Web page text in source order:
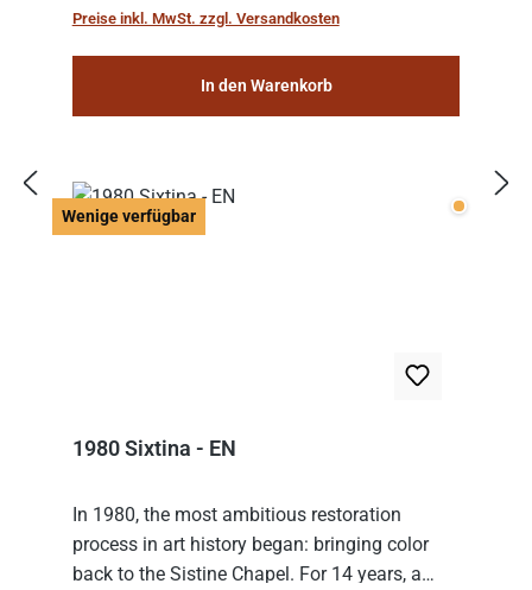
Preise inkl. MwSt. zzgl. Versandkosten
In den Warenkorb
Wenige verfügbar Wenige
1980 Sixtina - EN
In 1980, the most ambitious restoration
process in art history began: bringing color
back to the Sistine Chapel. For 14 years, a